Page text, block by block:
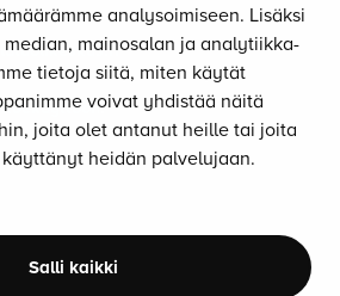
analysoimiseen. Lisäksi
median, mainosalan ja analytiikka-
tietoja siitä, miten käytät
voivat yhdistää näitä
joita olet antanut heille tai joita
heidän palvelujaan.
Salli kaikki
koekäyttöön!